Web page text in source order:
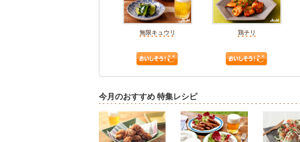
無限キュウリ 鶏チリ
今月のおすすめ 特集レシピ